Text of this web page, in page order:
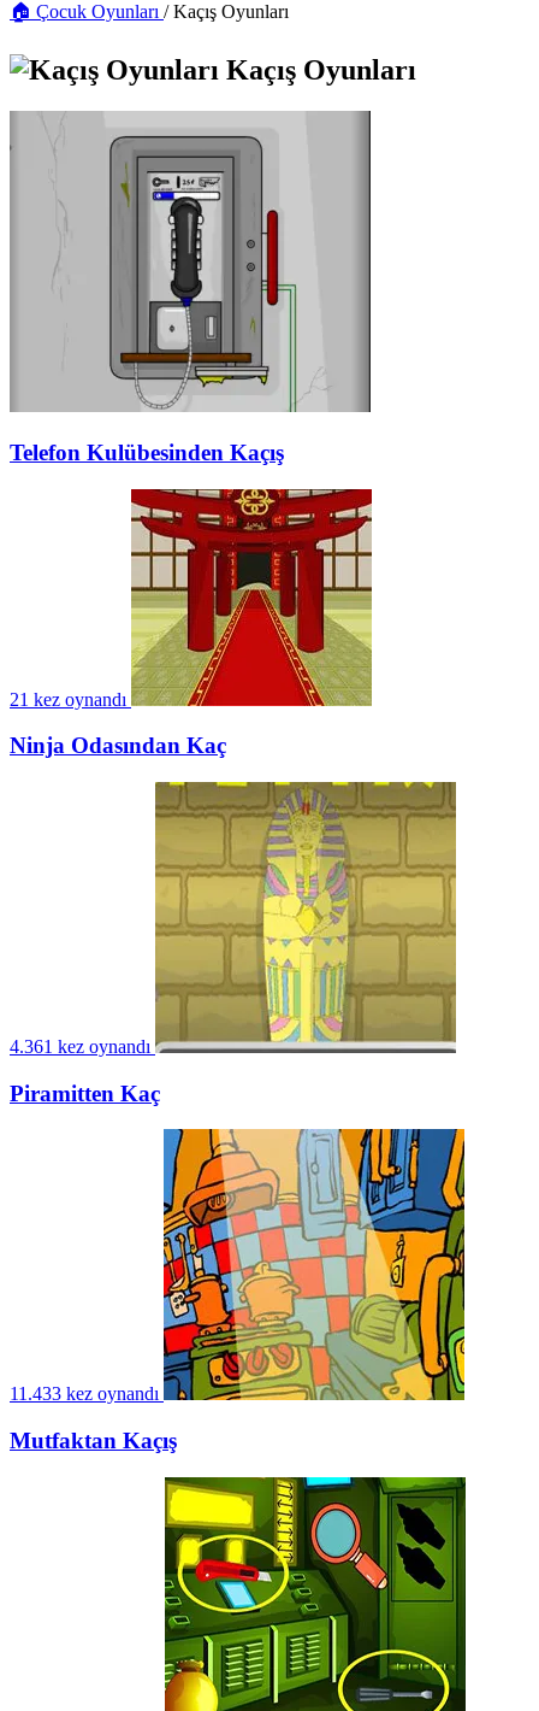
🏠 Çocuk Oyunları / Kaçış Oyunları
Kaçış Oyunları
Telefon Kulübesinden Kaçış
21 kez oynandı
Ninja Odasından Kaç
4.361 kez oynandı
Piramitten Kaç
11.433 kez oynandı
Mutfaktan Kaçış